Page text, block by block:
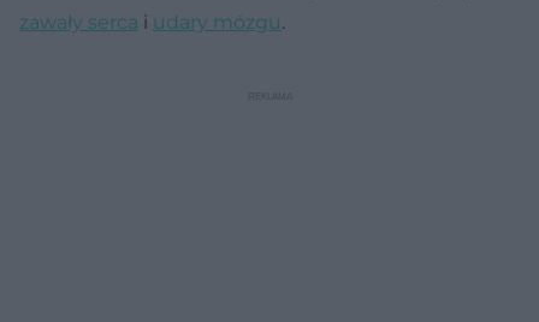
zawały serca i udary mózgu.